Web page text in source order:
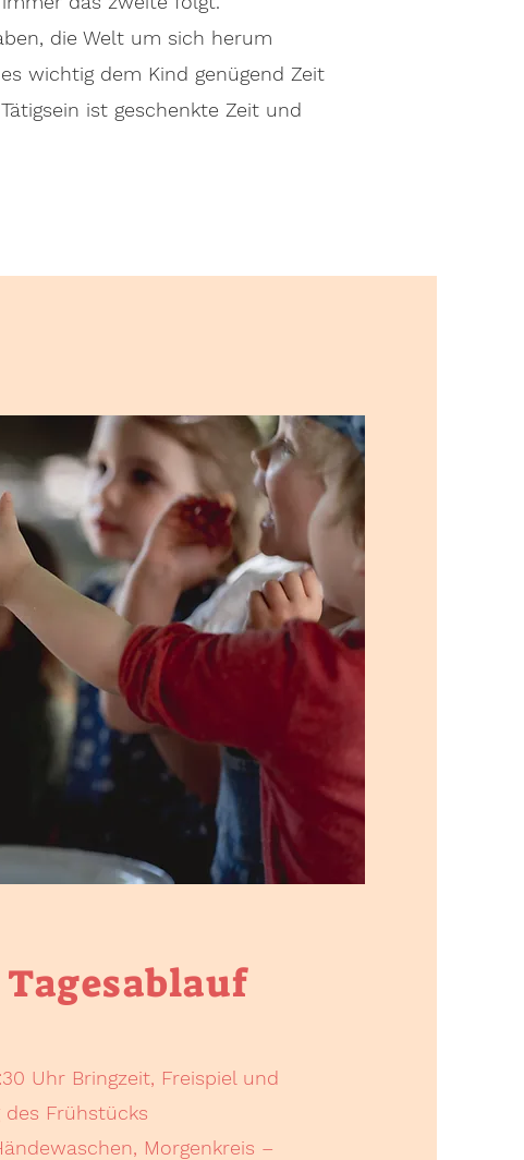
die Welt um sich herum
wichtig dem Kind genügend Zeit
ist geschenkte Zeit und
Uhr Bringzeit, Freispiel und
des Frühstücks
Morgenkreis –